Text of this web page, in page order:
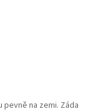
na zemi. Záda